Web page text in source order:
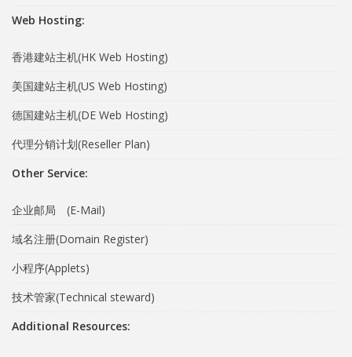
Web Hosting:
香港建站主机(HK Web Hosting)
美国建站主机(US Web Hosting)
德国建站主机(DE Web Hosting)
代理分销计划(Reseller Plan)
Other Service:
企业邮局 (E-Mail)
域名注册(Domain Register)
小程序(Applets)
技术管家(Technical steward)
Additional Resources: